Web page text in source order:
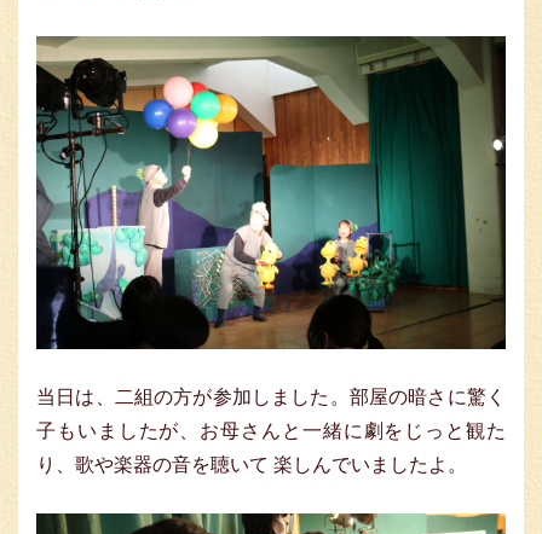
当日は、二組の方が参加しました。部屋の暗さに驚く
子もいましたが、お母さんと一緒に劇をじっと観た
り、歌や楽器の音を聴いて 楽しんでいましたよ。